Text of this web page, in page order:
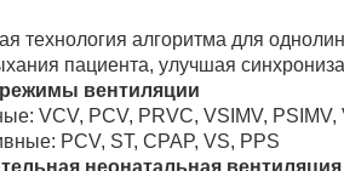
технология алгоритма для
пациента, улучшая
вентиляции
VCV, PCV, PRVC, VSIMV,
PCV, ST, CPAP, VS, PPS
неонатальная вентиляция